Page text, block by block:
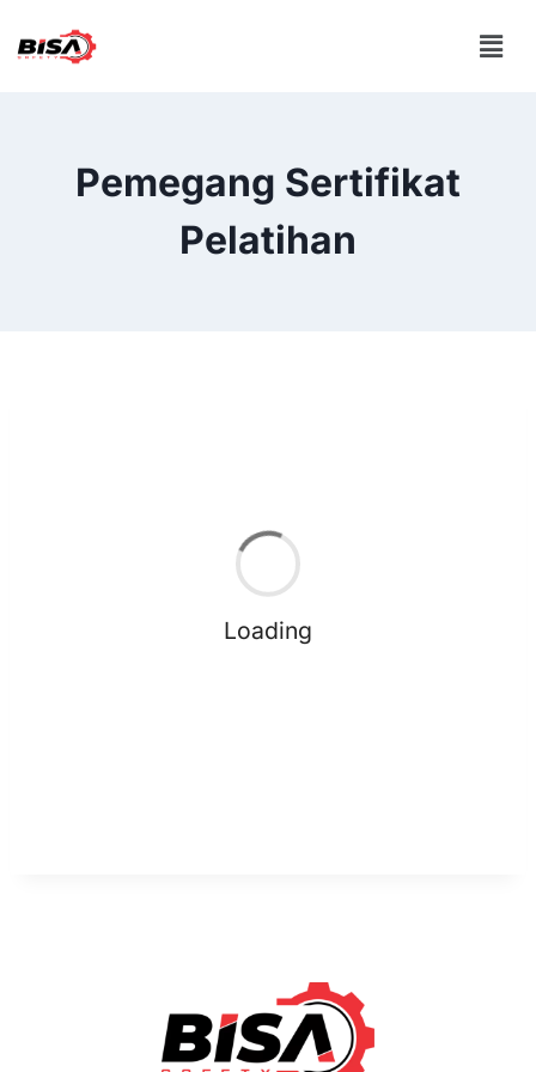
Pemegang Sertifikat
Pelatihan
Loading